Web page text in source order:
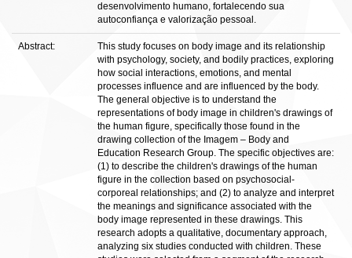
desenvolvimento humano, fortalecendo sua
autoconfiança e valorização pessoal.
Abstract:
This study focuses on body image and its relationship
with psychology, society, and bodily practices, exploring
how social interactions, emotions, and mental
processes influence and are influenced by the body.
The general objective is to understand the
representations of body image in children's drawings of
the human figure, specifically those found in the
drawing collection of the Imagem – Body and
Education Research Group. The specific objectives are:
(1) to describe the children's drawings of the human
figure in the collection based on psychosocial-
corporeal relationships; and (2) to analyze and interpret
the meanings and significance associated with the
body image represented in these drawings. This
research adopts a qualitative, documentary approach,
analyzing six studies conducted with children. These